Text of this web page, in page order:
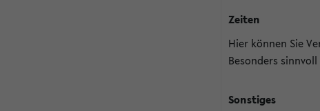
Zeiten
Hier können Sie
Besonders
Sonstiges